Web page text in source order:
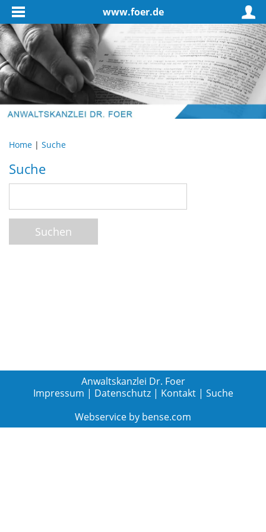
www.foer.de
Home | Suche
Suche
Anwaltskanzlei Dr. Foer
Impressum | Datenschutz| Kontakt| Suche
Webservice by bense.com